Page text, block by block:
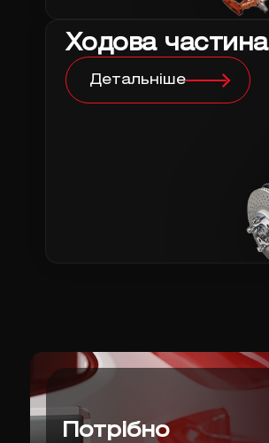
Ходова частина
Детальніше
Потрібно